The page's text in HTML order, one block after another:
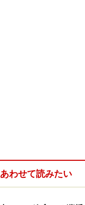
あわせて読みたい